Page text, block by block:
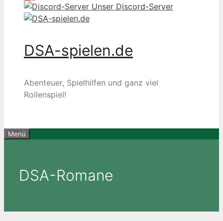
Feed
Unser Discord-Server
DSA-spielen.de
Abenteuer, Spielhilfen und ganz viel
Rollenspiel!
Menü
DSA-Romane